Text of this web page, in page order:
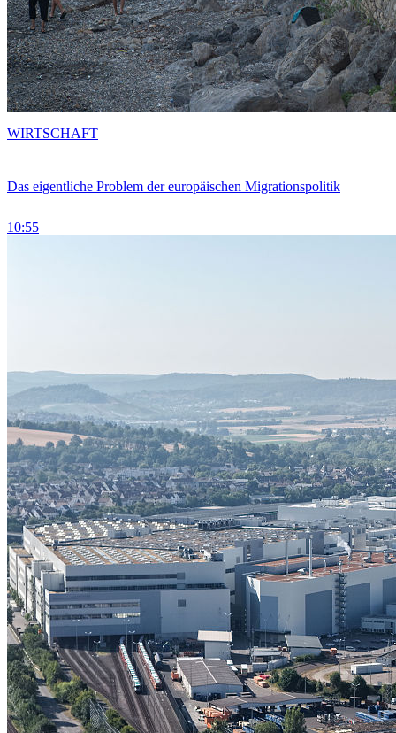
Das eigentliche Problem der europäischen Migrationspolitik
10:55
WIRTSCHAFT